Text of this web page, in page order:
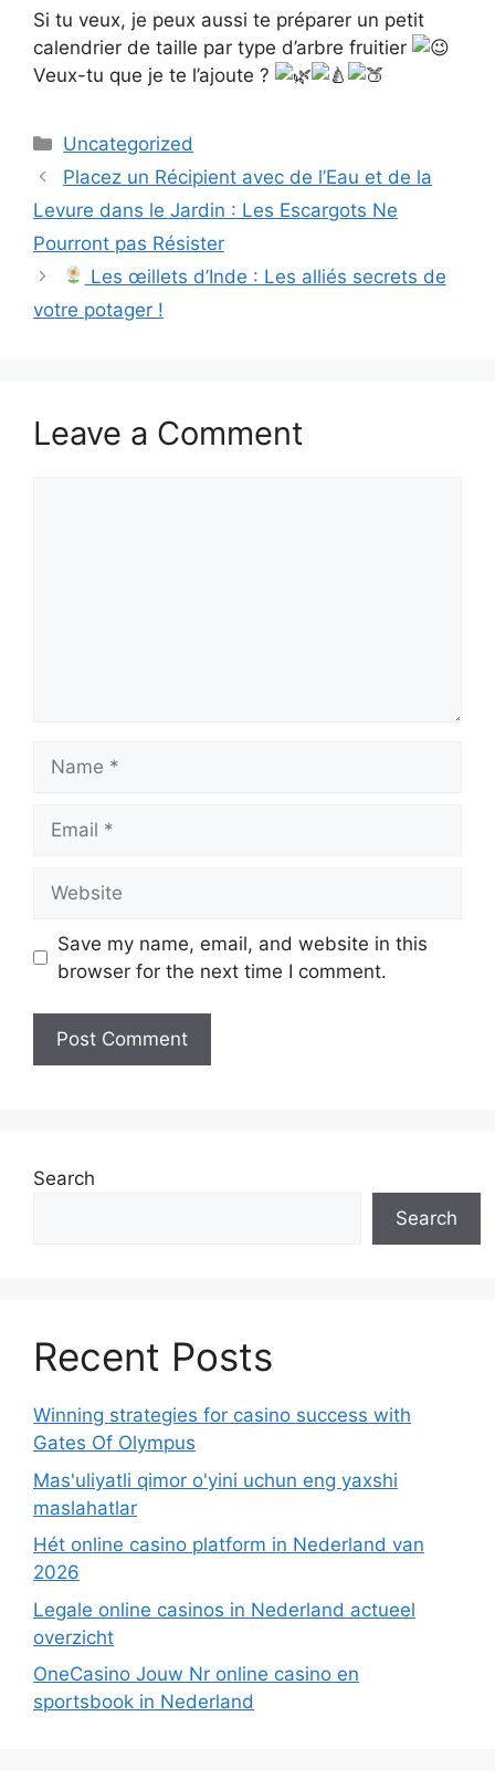
Si tu veux, je peux aussi te préparer un petit
calendrier de taille par type d’arbre fruitier
Veux-tu que je te l’ajoute ?
Categories
Uncategorized
Placez un Récipient avec de l’Eau et de la
Levure dans le Jardin : Les Escargots Ne
Pourront pas Résister
Les œillets d’Inde : Les alliés secrets de
votre potager !
Leave a Comment
Save my name, email, and website in this
browser for the next time I comment.
Search
Search
Recent Posts
Winning strategies for casino success with
Gates Of Olympus
Mas'uliyatli qimor o'yini uchun eng yaxshi
maslahatlar
Hét online casino platform in Nederland van
2026
Legale online casinos in Nederland actueel
overzicht
OneCasino Jouw Nr online casino en
sportsbook in Nederland